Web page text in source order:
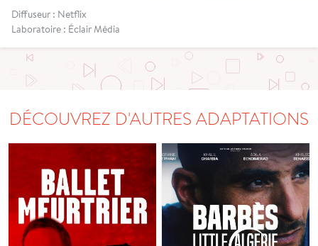
Diffuseur : Netflix
Laboratoire : Éclair Média
DÉCOUVREZ D'AUTRES ADAPTATIONS